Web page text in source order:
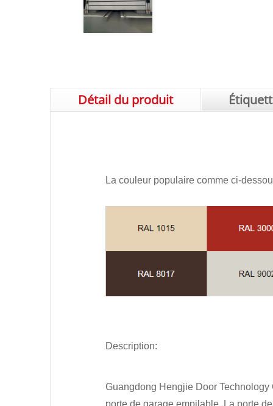
Détail du produit
La couleur populaire comme ci-
Description:
Guangdong Hengjie Door